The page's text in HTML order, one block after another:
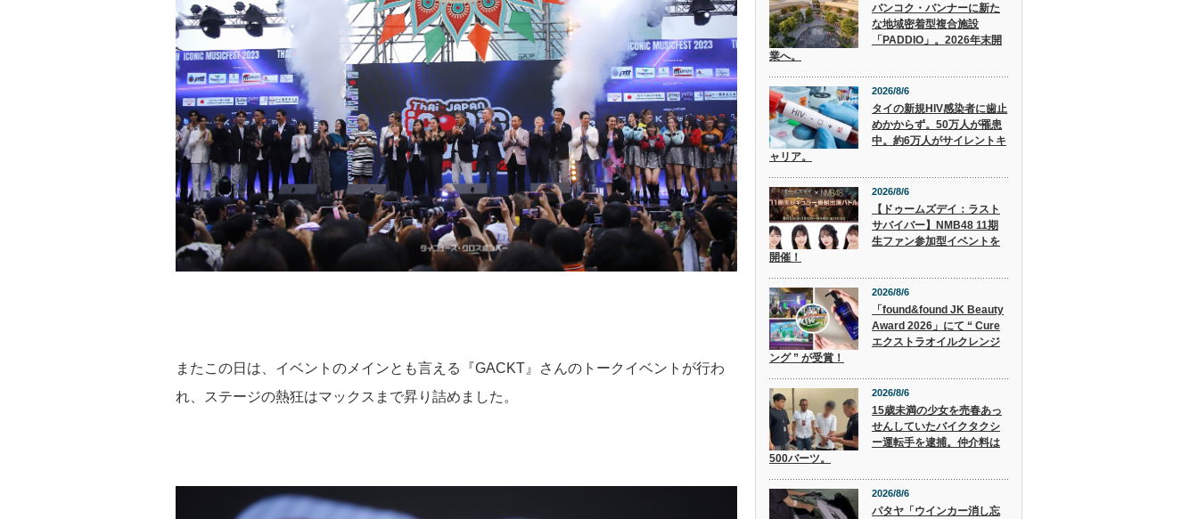
またこの日は、イベントのメインとも言える『GACKT』さんのトークイベントが行わ
れ、ステージの熱狂はマックスまで昇り詰めました。
バンコク・バンナーに新た
な地域密着型複合施設
「PADDIO」。2026年末開
業へ。
2026/8/6
タイの新規HIV感染者に歯止
めかからず。50万人が罹患
中。約6万人がサイレントキ
ャリア。
2026/8/6
【ドゥームズデイ：ラスト
サバイバー】NMB48 11期
生ファン参加型イベントを
開催！
2026/8/6
「found&found JK Beauty
Award 2026」にて “ Cure
エクストラオイルクレンジ
ング ” が受賞！
2026/8/6
15歳未満の少女を売春あっ
せんしていたバイクタクシ
ー運転手を逮捕。仲介料は
500バーツ。
2026/8/6
パタヤ「ウインカー消し忘